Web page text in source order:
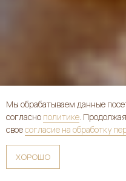
Мы обрабатываем данные
согласно политике.
своесогласие на обработку
ХОРОШО